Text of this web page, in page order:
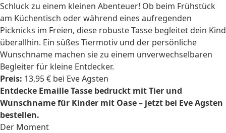
Schluck zu einem kleinen Abenteuer! Ob beim Frühstück
am Küchentisch oder während eines aufregenden
Picknicks im Freien, diese robuste Tasse begleitet dein Kind
überallhin. Ein süßes Tiermotiv und der persönliche
Wunschname machen sie zu einem unverwechselbaren
Begleiter für kleine Entdecker.
Preis: 13,95 € bei Eve Agsten
Entdecke Emaille Tasse bedruckt mit Tier und
Wunschname für Kinder mit Oase – jetzt bei Eve Agsten
bestellen.
Der Moment